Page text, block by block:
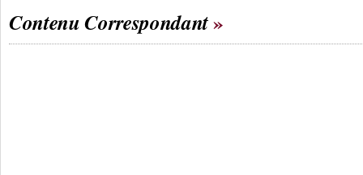
Contenu Correspondant